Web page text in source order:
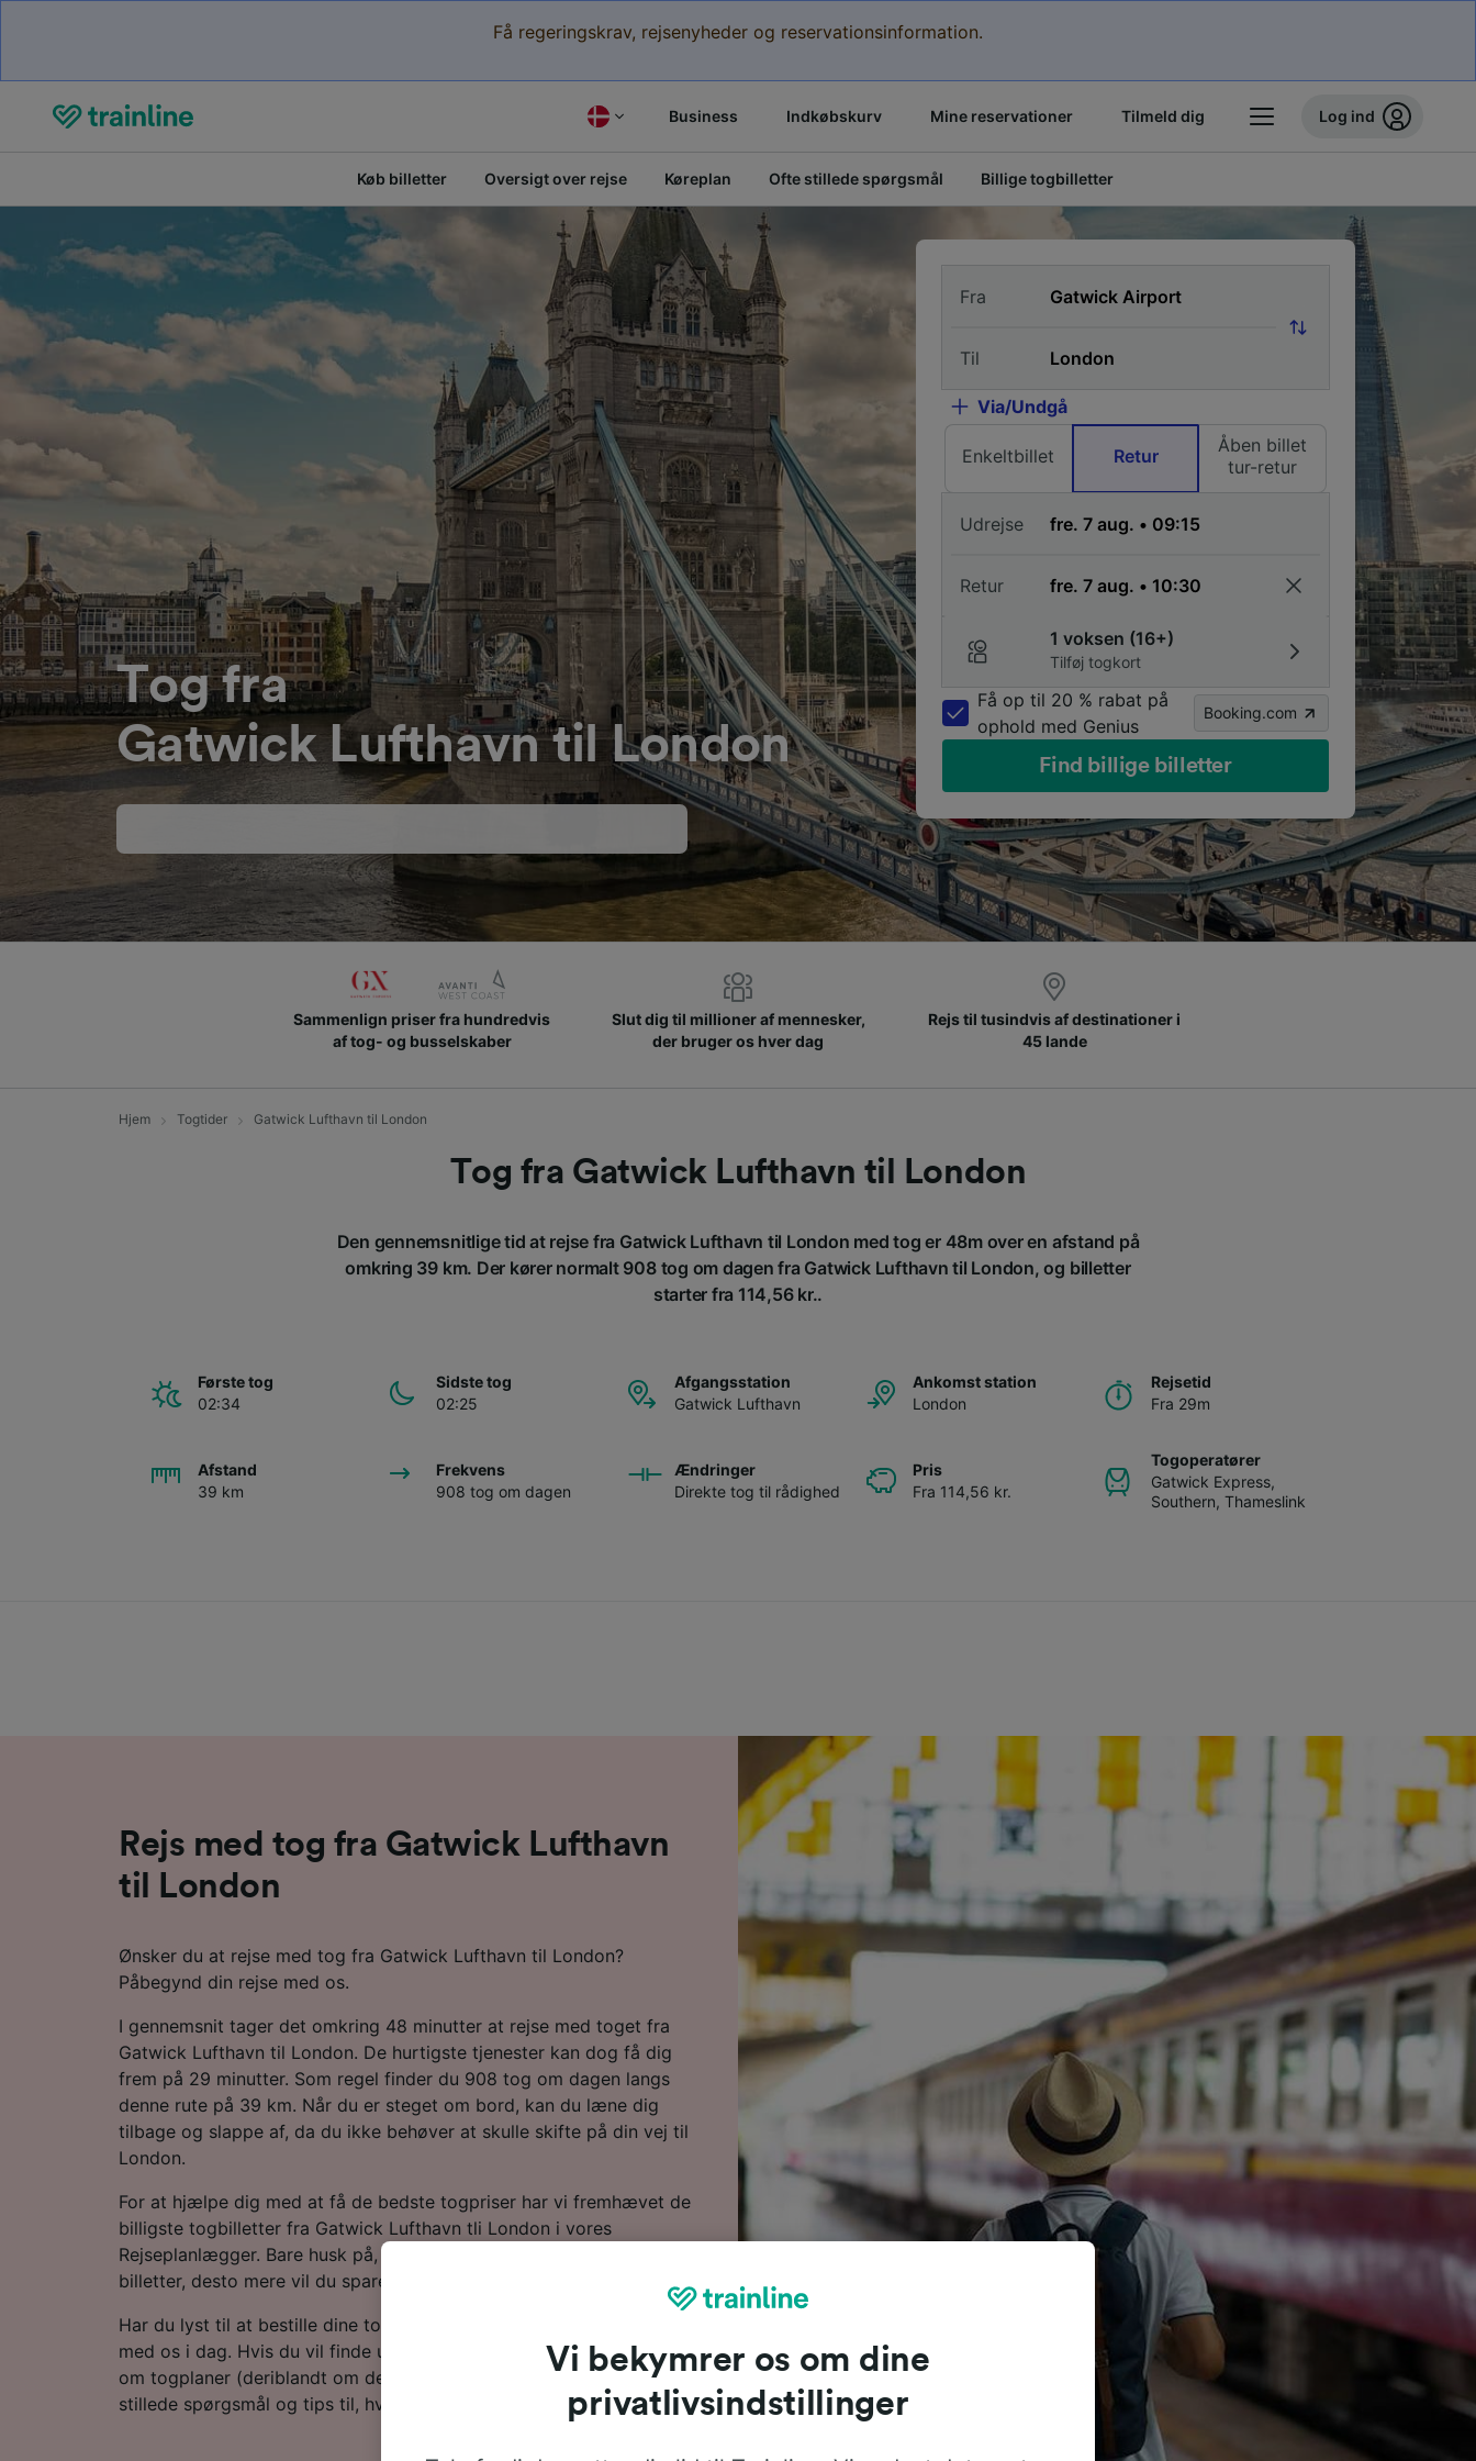
Få regeringskrav, rejsenyheder og reservationsinformation.
Business Indkøbskurv Mine reservationer Tilmeld dig Log ind
Køb billetter Oversigt over rejse Køreplan Ofte stillede spørgsmål Billige togbilletter
Tog fra
Gatwick Lufthavn til London
Fra
Til
Via/Undgå
Enkeltbillet Retur
Åben billet
tur-retur
Udrejse
Retur
1 voksen (16+)
Tilføj togkort
Få op til 20 % rabat på
ophold med Genius
Booking.com
Find billige billetter
Sammenlign priser fra hundredvis
af tog- og busselskaber
Slut dig til millioner af mennesker,
der bruger os hver dag
Rejs til tusindvis af destinationer i
45 lande
Hjem Togtider Gatwick Lufthavn til London
Tog fra Gatwick Lufthavn til London
Den gennemsnitlige tid at rejse fra Gatwick Lufthavn til London med tog er 48m over en afstand på
omkring 39 km. Der kører normalt 908 tog om dagen fra Gatwick Lufthavn til London, og billetter
starter fra 114,56 kr..
Første tog
02:34
Sidste tog
02:25
Afgangsstation
Gatwick Lufthavn
Ankomst station
London
Rejsetid
Fra 29m
Afstand
39 km
Frekvens
908 tog om dagen
Ændringer
Direkte tog til rådighed
Pris
Fra 114,56 kr.
Togoperatører
Gatwick Express,
Southern, Thameslink
Rejs med tog fra Gatwick Lufthavn
til London
Ønsker du at rejse med tog fra Gatwick Lufthavn til London?
Påbegynd din rejse med os.
I gennemsnit tager det omkring 48 minutter at rejse med toget fra
Gatwick Lufthavn til London. De hurtigste tjenester kan dog få dig
frem på 29 minutter. Som regel finder du 908 tog om dagen langs
denne rute på 39 km. Når du er steget om bord, kan du læne dig
tilbage og slappe af, da du ikke behøver at skulle skifte på din vej til
London.
For at hjælpe dig med at få de bedste togpriser har vi fremhævet de
billigste togbilletter fra Gatwick Lufthavn tli London i vores
Rejseplanlægger. Bare husk på, at jo tidligere du bestiller dine
billetter, desto mere vil du spare!
Har du lyst til at bestille dine togbilletter nu? Så bare lav en søgning
med os i dag. Hvis du vil finde ud af mere om rejsen, så læs videre
om togplaner (deriblandt om de første og sidste togtider), ofte
stillede spørgsmål og tips til, hvordan du bestiller billige togbilletter.
Vi bekymrer os om dine
privatlivsindstillinger